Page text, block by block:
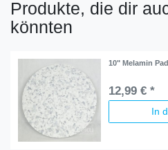
Produkte, die dir
könnten
10" Melamin
12,99 € *
In